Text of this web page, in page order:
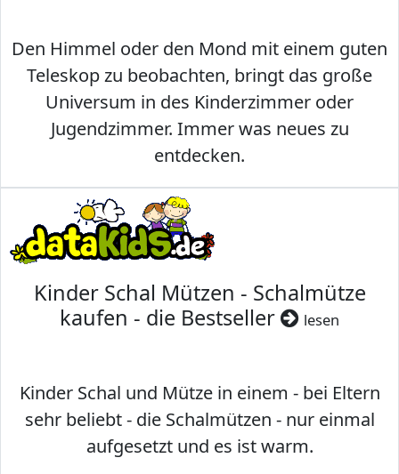
Den Himmel oder den Mond mit einem guten
Teleskop zu beobachten, bringt das große
Universum in des Kinderzimmer oder
Jugendzimmer. Immer was neues zu
entdecken.
Kinder Schal Mützen - Schalmütze
kaufen - die Bestseller
lesen
Kinder Schal und Mütze in einem - bei Eltern
sehr beliebt - die Schalmützen - nur einmal
aufgesetzt und es ist warm.